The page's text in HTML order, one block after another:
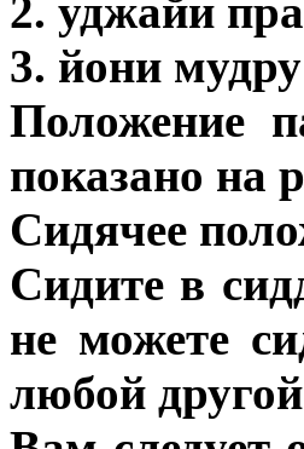
2. уджайи
3. йони
Положение
показано на
Сидячее
Сидите в
не можете
любой